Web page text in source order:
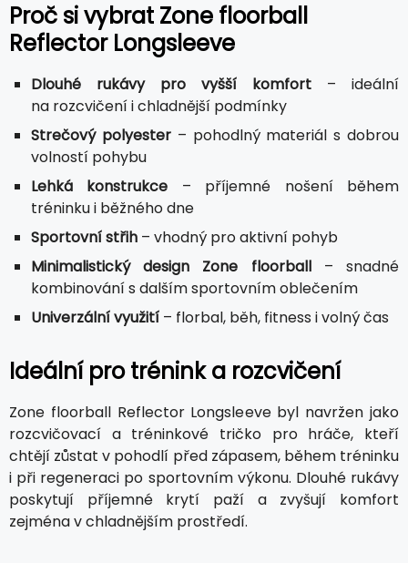
Proč si vybrat Zone floorball
Reflector Longsleeve
Dlouhé rukávy pro vyšší komfort – ideální
na rozcvičení i chladnější podmínky
Strečový polyester– pohodlný materiál s dobrou
volností pohybu
Lehká konstrukce – příjemné nošení během
tréninku i běžného dne
Sportovní střih – vhodný pro aktivní pohyb
Minimalistický design Zone floorball– snadné
kombinování s dalším sportovním oblečením
Univerzální využití – florbal, běh, fitness i volný čas
Ideální pro trénink a rozcvičení
Zone floorball Reflector Longsleeve byl navržen jako
rozcvičovací a tréninkové tričko pro hráče, kteří
chtějí zůstat v pohodlí před zápasem, během tréninku
i při regeneraci po sportovním výkonu. Dlouhé rukávy
poskytují příjemné krytí paží a zvyšují komfort
zejména v chladnějším prostředí.